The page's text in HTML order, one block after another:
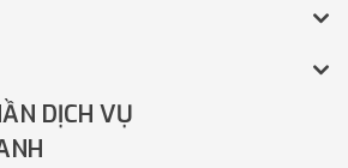
DỊCH VỤ